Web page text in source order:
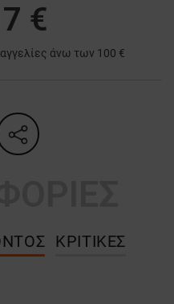
€
άνω των 100 €
ΚΡΙΤΙΚΈΣ